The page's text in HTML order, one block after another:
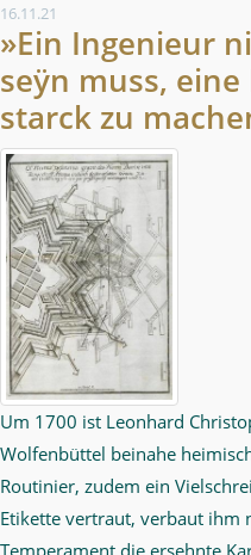
16.11.21
»Ein Ingenieur
seÿn muss,
starck zu
Um 1700 ist Leonhard
Wolfenbüttel beinahe
Routinier, zudem ein
Etikette vertraut, verbaut ihm
Temperament die ersehnte